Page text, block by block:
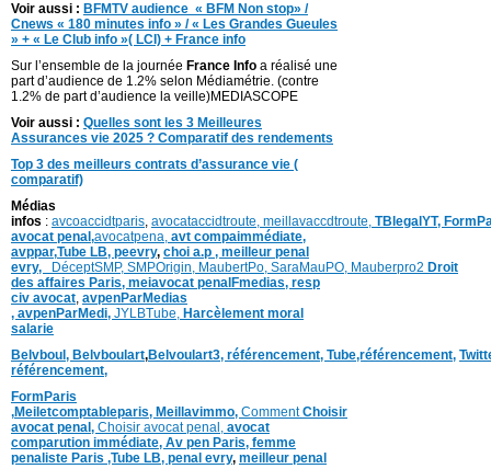
Voir aussi : BFMTV audience « BFM Non stop» /
Cnews « 180 minutes info » / « Les Grandes Gueules
» + « Le Club info »( LCI) + France info
Sur l’ensemble de la journée France Info a réalisé une
part d’audience de 1.2% selon Médiamétrie. (contre
1.2% de part d’audience la veille)MEDIASCOPE
Voir aussi : Quelles sont les 3 Meilleures
Assurances vie 2025 ? Comparatif des rendements
Top 3 des meilleurs contrats d’assurance vie (
comparatif)
Médias
infos : avcoaccidtparis, avocataccidtroute, meillavaccdtroute, TBlegalYT,
avocat penal,avocatpena, avt compaimmédiate,
avppar,Tube LB, peevry, choi a.p , meilleur penal
evry,
DéceptSMP, SMPOrigin, MaubertPo, SaraMauPO, Mauberpro2 Droit
des affaires Paris, meiavocat penalFmedias, resp
civ avocat, avpenParMedias
, avpenParMedi, JYLBTube, Harcèlement moral
salarie
Belvboul, Belvboulart,Belvoulart3, référencement, Tube,référencement,
référencement,
FormParis
,Meiletcomptableparis, Meillavimmo, CommentChoisir
avocat penal, Choisir avocat penal, avocat
comparution immédiate, Av pen Paris, femme
penaliste Paris ,Tube LB, penal evry, meilleur penal